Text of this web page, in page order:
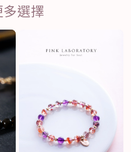
多選擇